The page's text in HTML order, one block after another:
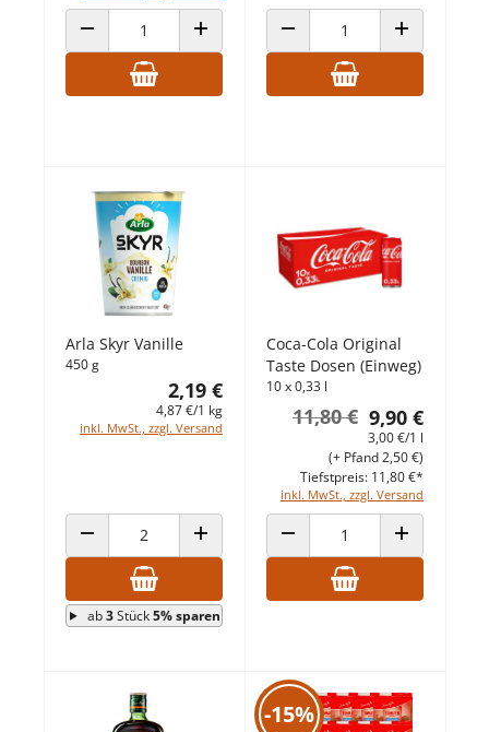
ANZAHL VERRINGERNANZAHL ERHÖHENANZAHL VERRINGERNANZAHL
Arla Skyr Vanille
450 g
2,19 €
4,87 €/1 kg
inkl. MwSt., zzgl. Versand
ANZAHL VERRINGERNANZAHL ERHÖHEN
ab3Stück5% sparen
Coca-Cola Original
Taste Dosen (Einweg)
10 x 0,33 l
9,90 €
11,80 €
3,00 €/1 l
inkl. MwSt., zzgl. Versand
(+ Pfand 2,50 €)
Tiefstpreis: 11,80 €*
ANZAHL VERRINGERNANZAHL
-15%